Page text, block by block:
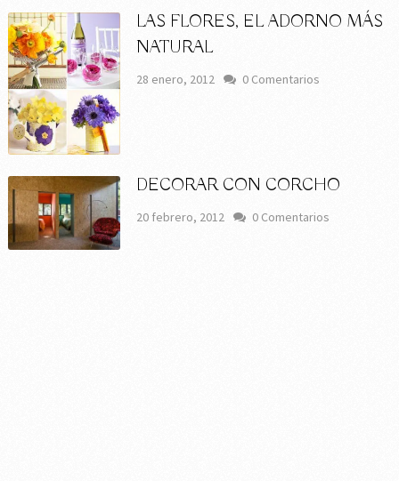
LAS FLORES, EL ADORNO MÁS
NATURAL
28 enero, 2012 0 Comentarios
DECORAR CON CORCHO
20 febrero, 2012 0 Comentarios